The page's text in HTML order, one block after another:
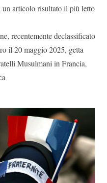
articolo risultato il più letto
, recentemente declassificato
il 20 maggio 2025, getta
Musulmani in Francia,